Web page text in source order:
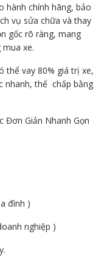
hành chính hãng, bảo
vụ sửa chữa và thay
gốc rõ ràng, mang
xe.
thể vay 80% giá trị xe,
nhanh, thế chấp bằng
Đơn Giản Nhanh Gọn
đình )
nghiệp )